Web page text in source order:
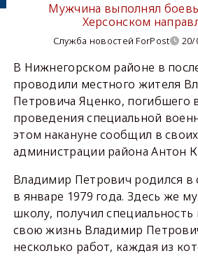
Мужчина выполнял
Херсонском
Служба новостей ForPost 20/
В Нижнегорском районе в
проводили местного жителя
Петровича Яценко, погибшего
проведения специальной
этом накануне сообщил в своих
администрации района Антон
Владимир Петрович родился в
в январе 1979 года. Здесь же
школу, получил специальность
свою жизнь Владимир
несколько работ, каждая из